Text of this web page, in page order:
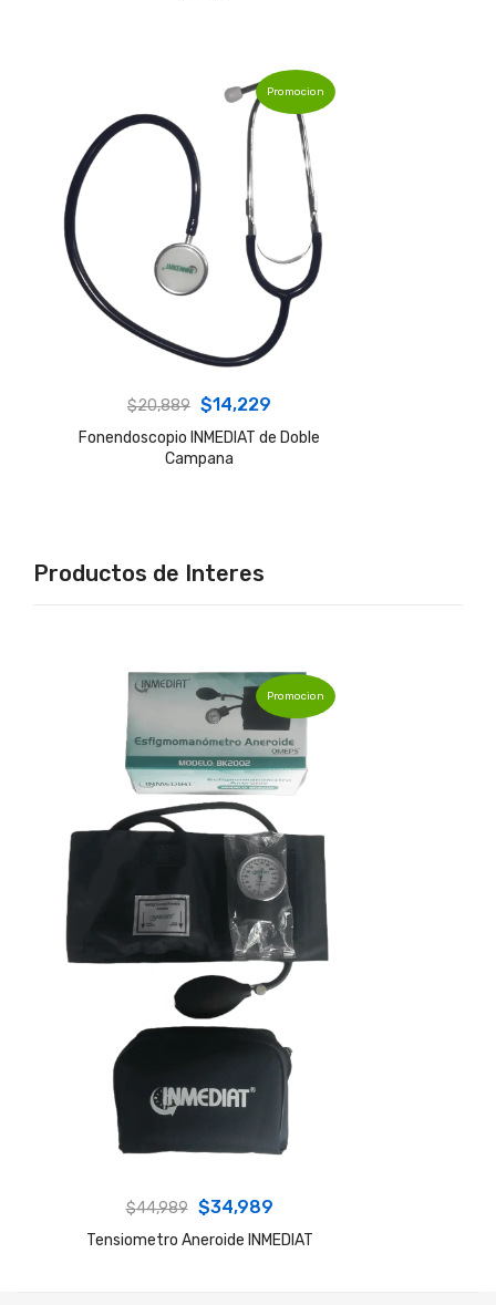
Promocion
$20,889 Original
price
was:
$14,229
price
Fonendoscopio INMEDIAT de Doble
Campana
Productos de Interes
Promocion
$44,989 Original
price
$34,989Current
price
Tensiometro Aneroide INMEDIAT